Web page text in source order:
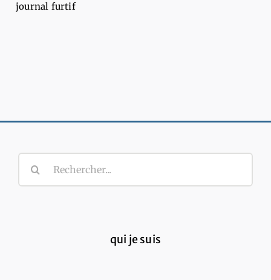
journal furtif
Rechercher:
qui je suis